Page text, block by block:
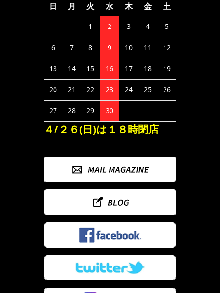
日
月 火 水 木 金 土
1 2 3 4 5
6 7 8 9 10 11 12
13 14 15 16 17 18 19
20 21 22 23 24 25 26
27 28 29 30
４/２６(日)は１８時閉店